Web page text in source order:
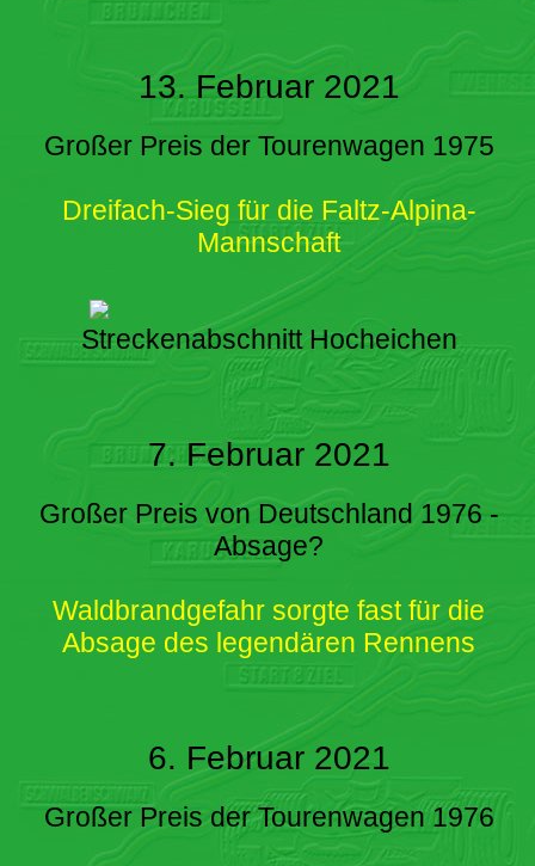
13. Februar 2021
Großer Preis der Tourenwagen 1975
Dreifach-Sieg für die Faltz-Alpina-
Mannschaft
Streckenabschnitt Hocheichen
7. Februar 2021
Großer Preis von Deutschland 1976 -
Absage?
Waldbrandgefahr sorgte fast für die
Absage des legendären Rennens
6. Februar 2021
Großer Preis der Tourenwagen 1976